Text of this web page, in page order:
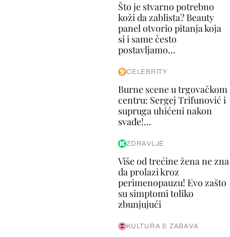
Što je stvarno potrebno
koži da zablista? Beauty
panel otvorio pitanja koja
si i same često
postavljamo...
CELEBRITY
Burne scene u trgovačkom
centru: Sergej Trifunović i
supruga uhićeni nakon
svađe!...
ZDRAVLJE
Više od trećine žena ne zna
da prolazi kroz
perimenopauzu! Evo zašto
su simptomi toliko
zbunjujući
KULTURA & ZABAVA